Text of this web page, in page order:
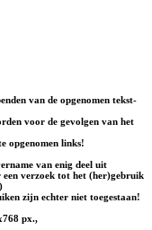
van de opgenomen tekst-
voor de gevolgen van het
opgenomen links!
van enig deel uit
verzoek tot het (her)gebruik
)
zijn echter niet toegestaan!
px.,